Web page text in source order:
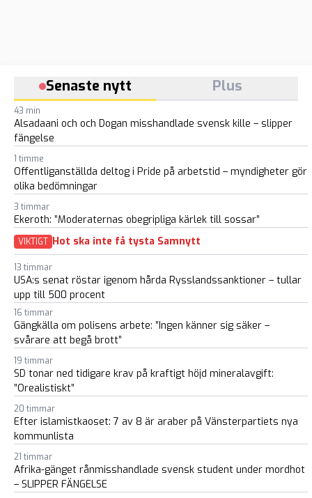
Senaste nytt Plus
43 min
Alsadaani och och Dogan misshandlade svensk kille – slipper
fängelse
1 timme
Offentliganställda deltog i Pride på arbetstid – myndigheter gör
olika bedömningar
3 timmar
Ekeroth: ”Moderaternas obegripliga kärlek till sossar”
VIKTIGT Hot ska inte få tysta Samnytt
13 timmar
USA:s senat röstar igenom hårda Rysslandssanktioner – tullar
upp till 500 procent
16 timmar
Gängkälla om polisens arbete: ”Ingen känner sig säker –
svårare att begå brott”
19 timmar
SD tonar ned tidigare krav på kraftigt höjd mineralavgift:
”Orealistiskt”
20 timmar
Efter islamistkaoset: 7 av 8 är araber på Vänsterpartiets nya
kommunlista
21 timmar
Afrika-gänget rånmisshandlade svensk student under mordhot
– SLIPPER FÄNGELSE